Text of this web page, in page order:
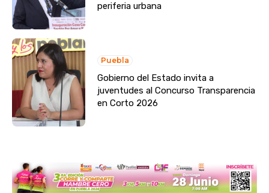
periferia urbana
Puebla
Gobierno del Estado invita a
juventudes al Concurso Transparencia
en Corto 2026